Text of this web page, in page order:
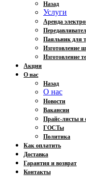
Назад
Услуги
Аренда
Паяльник для
Изготовление
Изготовление
Акции
О нас
Назад
О нас
Новости
Вакансии
Прайс-листы и
ГОСТы
Политика
Как оплатить
Доставка
Гарантия и возврат
Контакты